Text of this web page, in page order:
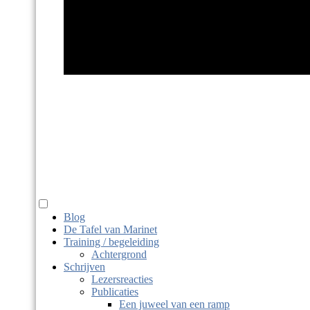
Blog
De Tafel van Marinet
Training / begeleiding
Achtergrond
Schrijven
Lezersreacties
Publicaties
Een juweel van een ramp